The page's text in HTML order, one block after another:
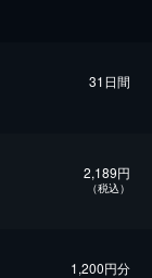
31日間
2,189円
（税込）
1,200円分